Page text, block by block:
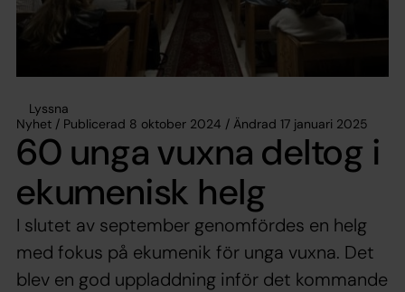
Lyssna
Nyhet / Publicerad 8 oktober 2024 / Ändrad 17 januari 2025
60 unga vuxna deltog i
ekumenisk helg
I slutet av september genomfördes en helg
med fokus på ekumenik för unga vuxna. Det
blev en god uppladdning inför det kommande